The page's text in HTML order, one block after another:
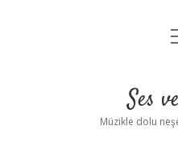
Ses
Müzikle dolu